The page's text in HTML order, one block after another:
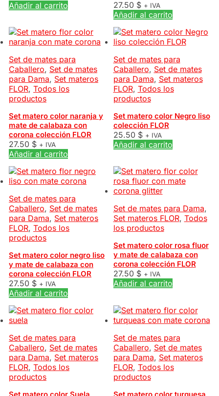
Añadir al carrito 27.50 $ + IVA
Añadir al carrito
Set de mates para
Caballero, Set de mates
para Dama, Set materos
FLOR, Todos los
productos
Set matero color naranja y
mate de calabaza con
corona colección FLOR
27.50 $ + IVA
Añadir al carrito
Set de mates para
Caballero, Set de mates
para Dama, Set materos
FLOR, Todos los
productos
Set matero color Negro liso
colección FLOR
25.50 $ + IVA
Añadir al carrito
Set de mates para
Caballero, Set de mates
para Dama, Set materos
FLOR, Todos los
productos
Set matero color negro liso
y mate de calabaza con
corona colección FLOR
27.50 $ + IVA
Añadir al carrito
Set de mates para Dama,
Set materos FLOR, Todos
los productos
Set matero color rosa fluor
y mate de calabaza con
corona colección FLOR
27.50 $ + IVA
Añadir al carrito
Set de mates para
Caballero, Set de mates
para Dama, Set materos
FLOR, Todos los
productos
Set de mates para
Caballero, Set de mates
para Dama, Set materos
FLOR, Todos los
productos